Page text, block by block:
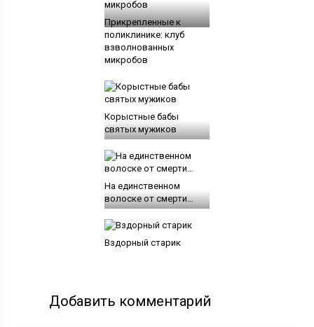
Прикрепленные к
поликлинике: клуб
взволнованных
микробов
Корыстные бабы
святых мужиков
На единственном
волоске от смерти…
Вздорный старик
Добавить комментарий